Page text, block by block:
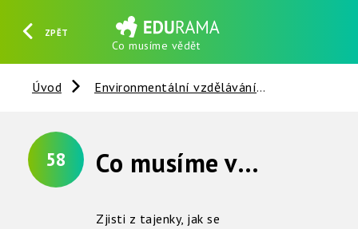
ZPĚT
Co musíme vědět
HLEDAT REGISTROVAT PŘIHLÁSIT SE
Úvod Environmentální vzdělávání
58 Co musíme vědět
Zjisti z tajenky, jak se